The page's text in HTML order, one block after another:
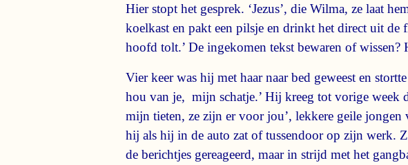
Hier stopt het gesprek. ‘Jezus’, die Wilma, ze laat
koelkast en pakt een pilsje en drinkt het direct uit de
hoofd tolt.’ De ingekomen tekst bewaren of wissen?
Vier keer was hij met haar naar bed geweest en
hou van je, mijn schatje.’ Hij kreeg tot vorige week
mijn tieten, ze zijn er voor jou’, lekkere geile
hij als hij in de auto zat of tussendoor op zijn werk.
de berichtjes gereageerd, maar in strijd met het